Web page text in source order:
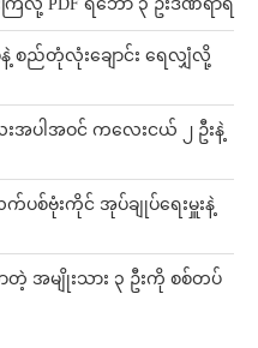
ကြဲလို့ PDF ရဲဘော် ၃ ဦးဒဏ်ရာရ
ည်တုံလုံးချောင်း ရေလျှံလို့
အပါအဝင် ကလေးငယ် ၂ ဦးနဲ့
စ်ဗုံးကိုင် အုပ်ချုပ်ရေးမှူးနဲ့
ာတဲ့ အမျိုးသား ၃ ဦးကို စစ်တပ်